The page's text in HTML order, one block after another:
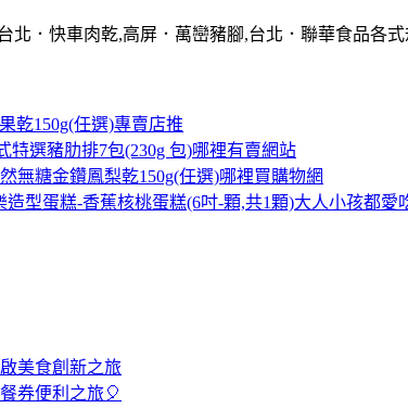
北．快車肉乾,高屏．萬巒豬腳,台北．聯華食品各
乾150g(任選)專賣店推
特選豬肋排7包(230g 包)哪裡有賣網站
無糖金鑽鳳梨乾150g(任選)哪裡買購物網
型蛋糕-香蕉核桃蛋糕(6吋-顆,共1顆)大人小孩都愛
美食創新之旅
券便利之旅🎈